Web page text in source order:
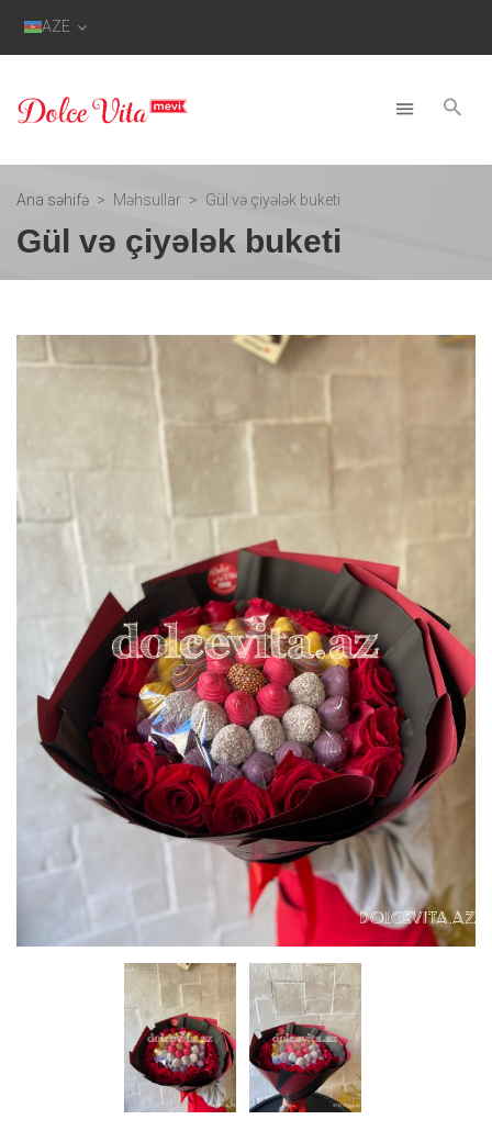
AZE
Ana səhifə Məhsullar Gül və çiyələk buketi
Gül və çiyələk buketi